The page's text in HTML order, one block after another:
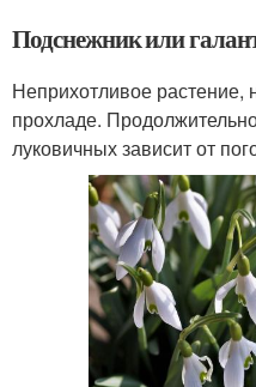
Подснежник или
Неприхотливое
прохладе.
луковичных зависит от